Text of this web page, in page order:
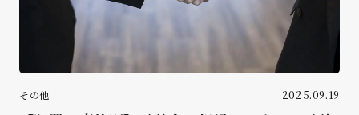
その他 2025.09.19